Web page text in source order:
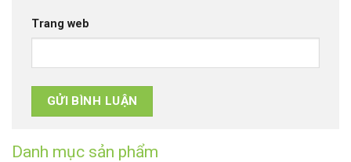
Danh mục sản phẩm
Trang web